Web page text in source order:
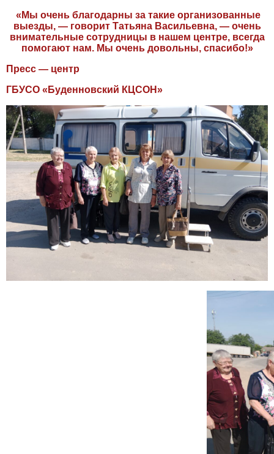
«Мы очень благодарны за такие организованные
выезды, — говорит Татьяна Васильевна, — очень
внимательные сотрудницы в нашем центре, всегда
помогают нам. Мы очень довольны, спасибо!»
Пресс — центр
ГБУСО «Буденновский КЦСОН»